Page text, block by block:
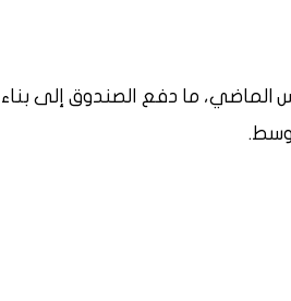
الماضي، ما دفع الصندوق إلى بناء